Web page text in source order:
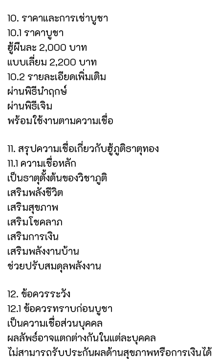
10. ราคาและการเช่าบูชา
10.1 ราคาบูชา
ฮู้ผืนละ 2,000 บาท
แบบเลี่ยม 2,200 บาท
10.2 รายละเอียดเพิ่มเติม
ผ่านพิธีนำฤกษ์
ผ่านพิธีเจิม
พร้อมใช้งานตามความเชื่อ
11. สรุปความเชื่อเกี่ยวกับฮู้ภูติธาตุทอง
11.1 ความเชื่อหลัก
เป็นธาตุตั้งต้นของวิชาภูติ
เสริมพลังชีวิต
เสริมสุขภาพ
เสริมโชคลาภ
เสริมการเงิน
เสริมพลังงานบ้าน
ช่วยปรับสมดุลพลังงาน
12. ข้อควรระวัง
12.1 ข้อควรทราบก่อนบูชา
เป็นความเชื่อส่วนบุคคล
ผลลัพธ์อาจแตกต่างกันในแต่ละบุคคล
ไม่สามารถรับประกันผลด้านสุขภาพหรือการเงินได้